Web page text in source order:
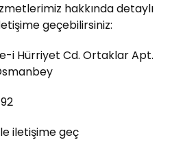
hakkında detaylı
geçebilirsiniz:
i Hürriyet Cd. Ortaklar Apt.
iletişime geç